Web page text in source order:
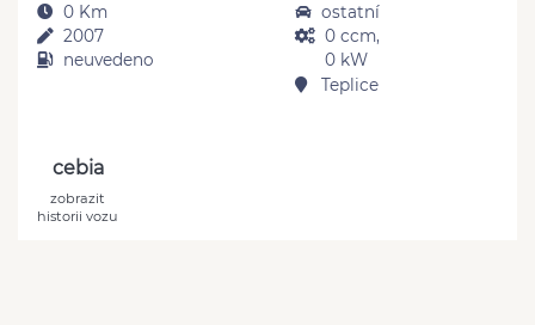
0 Km
2007
neuvedeno
ostatní
0 ccm,
0 kW
Teplice
cebia
zobrazit
historii vozu